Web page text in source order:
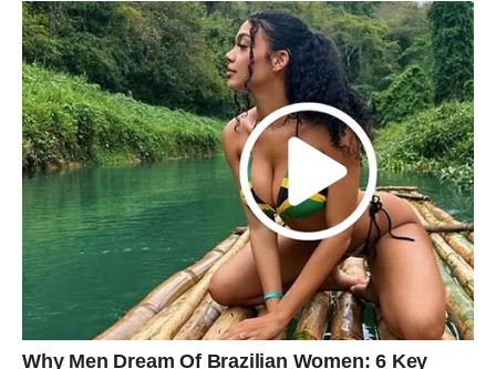
Pred vama su važni trenuci.
VODOLIJA
Veliko ljubavno iznenađenje dolazi kada ga najmanje
očekujete.
Poruka ili susret mogli bi promijeniti način na koji gledate
Ljubavna poruka